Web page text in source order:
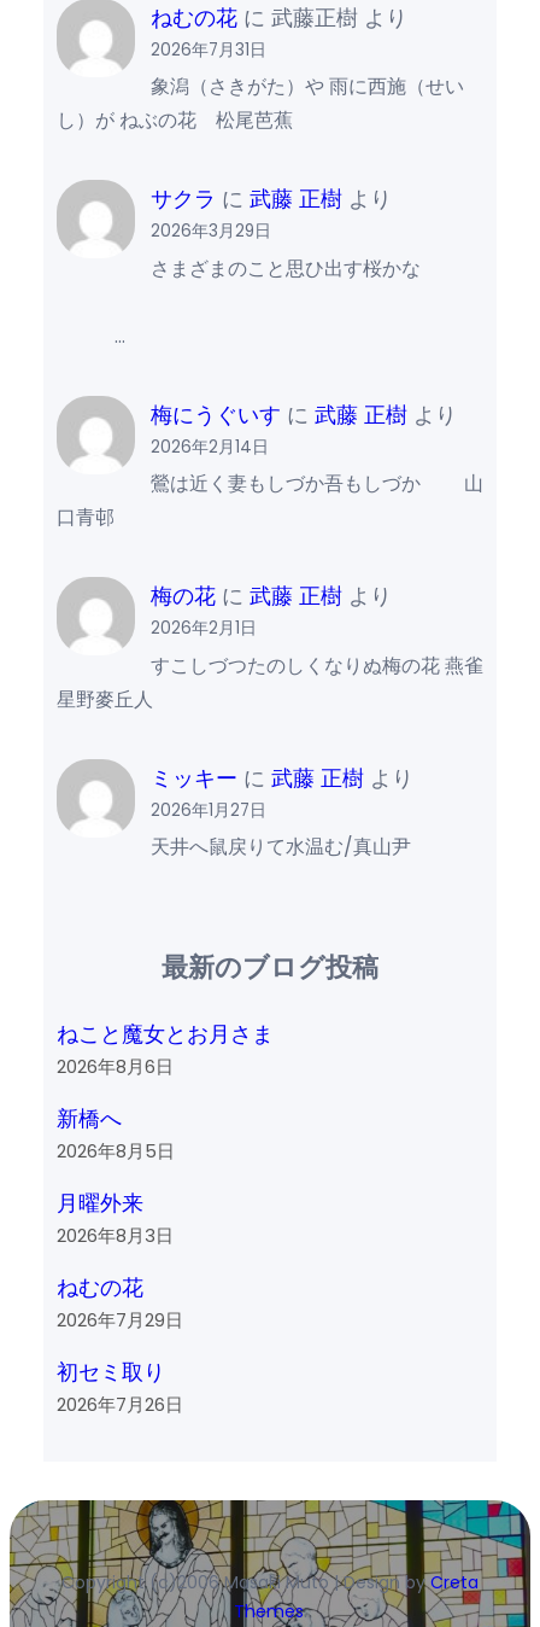
ねむの花 に武藤正樹 より
2026年7月31日
象潟（さきがた）や 雨に西施（せい
し）が ねぶの花 松尾芭蕉
サクラ に武藤 正樹 より
2026年3月29日
さまざまのこと思ひ出す桜かな
…
梅にうぐいす に武藤 正樹 より
2026年2月14日
鶯は近く妻もしづか吾もしづか 山
口青邨
梅の花 に武藤 正樹 より
2026年2月1日
すこしづつたのしくなりぬ梅の花 燕雀
星野麥丘人
ミッキー に武藤 正樹 より
2026年1月27日
天井へ鼠戻りて水温む/真山尹
最新のブログ投稿
ねこと魔女とお月さま
2026年8月6日
新橋へ
2026年8月5日
月曜外来
2026年8月3日
ねむの花
2026年7月29日
初セミ取り
2026年7月26日
Copyright (c)2006 Masaki Muto | Design byCreta
Themes.